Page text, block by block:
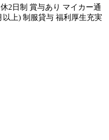
2日制 賞与あり マイカー通
以上) 制服貸与 福利厚生充実